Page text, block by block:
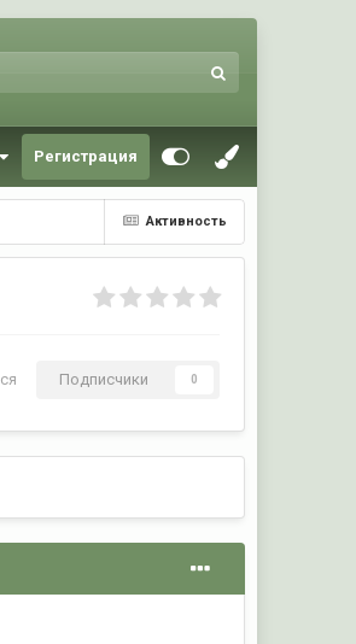
Регистрация
Активность
Подписчики 0